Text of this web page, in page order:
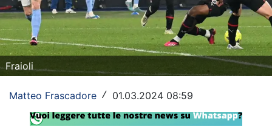
Champions League
Europa League
Altri Sport
Fraioli
Matteo Frascadore / 01.03.2024 08:59